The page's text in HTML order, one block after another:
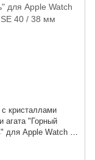
кристаллами
агата "Горный
для Apple Watch 41
/ 38 мм